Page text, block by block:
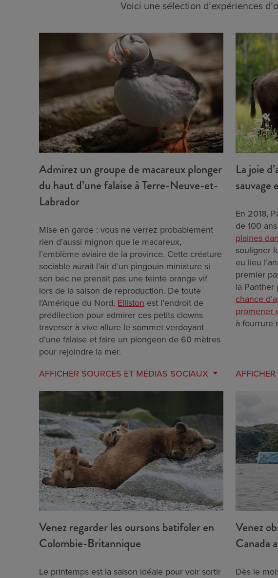
Voici une sélection d’expériences
Admirez un groupe de macareux plonger
du haut d’une falaise à Terre-Neuve-et-
Labrador
Mise en garde : vous ne verrez probablement
rien d’aussi mignon que le macareux,
l’emblème aviaire de la province. Cette créature
sociable aurait l’air d’un pingouin miniature si
son bec ne prenait pas une teinte orange vif
lors de la saison de reproduction. De toute
l’Amérique du Nord, Elliston est l’endroit de
prédilection pour admirer ces petits clowns
traverser à vive allure le sommet verdoyant
d’une falaise et faire un plongeon de 60 mètres
pour rejoindre la mer.
AFFICHER SOURCES ET MÉDIAS SOCIAUX
La joie
sauvage
En 2018,
de 100
plaines
souligner
eu lieu
premier
la Panther
chance
promener
à fourrure
AFFICHER
Venez regarder les oursons batifoler en
Colombie-Britannique
Le printemps est la saison idéale pour voir sortir
Venez
Canada
Dès le